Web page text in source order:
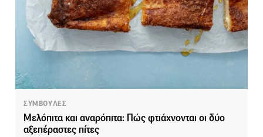
ΣΥΜΒΟΥΛΕΣ
Μελόπιτα και αναρόπιτα: Πώς φτιάχνονται οι δύο
αξεπέραστες πίτες